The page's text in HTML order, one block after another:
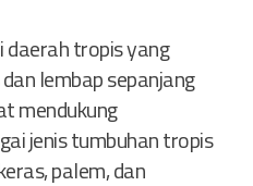
tropis yang
lembap sepanjang
mendukung
jenis tumbuhan tropis
palem, dan